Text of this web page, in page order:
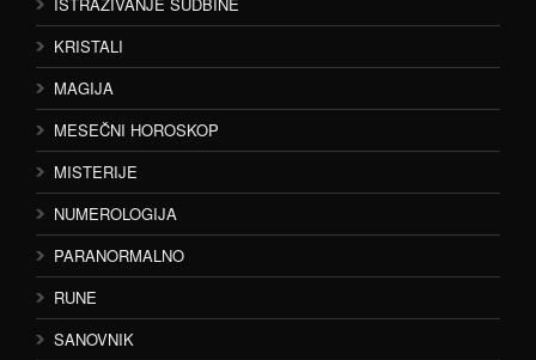
KRISTALI
MAGIJA
MESEČNI HOROSKOP
MISTERIJE
NUMEROLOGIJA
PARANORMALNO
RUNE
SANOVNIK